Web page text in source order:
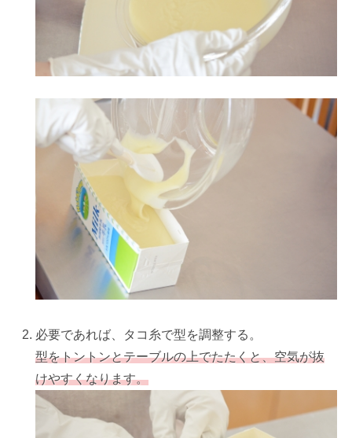
必要であれば、タコ糸で型を調整する。
型をトントンとテーブルの上でたたくと、空気が抜
けやすくなります。